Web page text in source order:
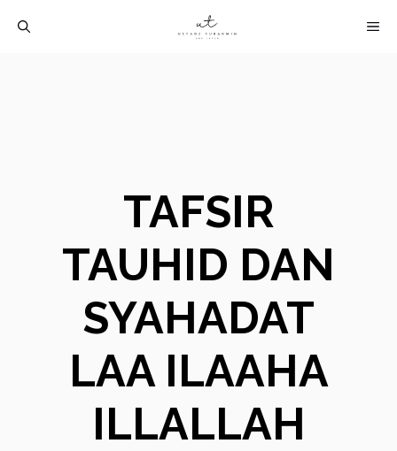
TAFSIR
TAUHID DAN
SYAHADAT
LAA ILAAHA
ILLALLAH